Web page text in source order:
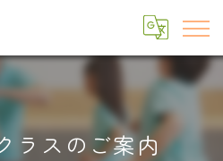
ラスのご案内